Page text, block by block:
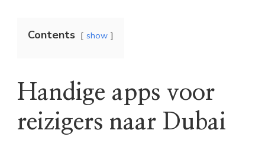
Contents show
Handige apps voor
reizigers naar Dubai